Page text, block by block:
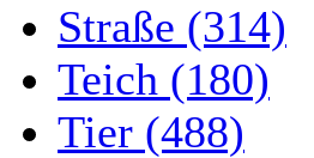
Straße (314)
Teich (180)
Tier (488)